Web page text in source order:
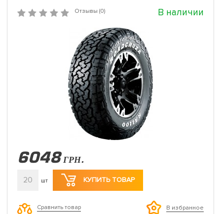
Отзывы (0) В наличии
6048 ГРН.
20 шт КУПИТЬ ТОВАР
Сравнить товар В избранное